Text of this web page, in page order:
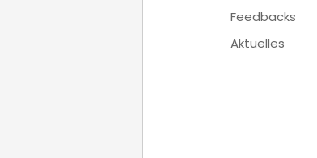
Feedbacks
Aktuelles